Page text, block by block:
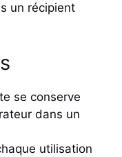
un récipient
se conserve
dans un
utilisation